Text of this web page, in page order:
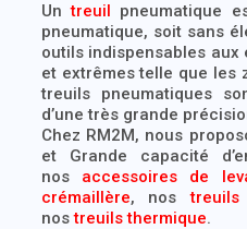
Untreuil pneumatique
pneumatique, soit sans
outils indispensables aux
et extrêmes telle que les
treuils pneumatiques
d’une très grande
Chez RM2M, nous
et Grande capacité
nos accessoires de
crémaillère, nostreuils
nostreuils thermique.